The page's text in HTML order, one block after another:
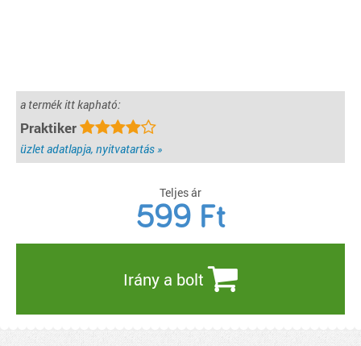
a termék itt kapható:
Praktiker
üzlet adatlapja, nyitvatartás »
Teljes ár
599 Ft
Irány a bolt